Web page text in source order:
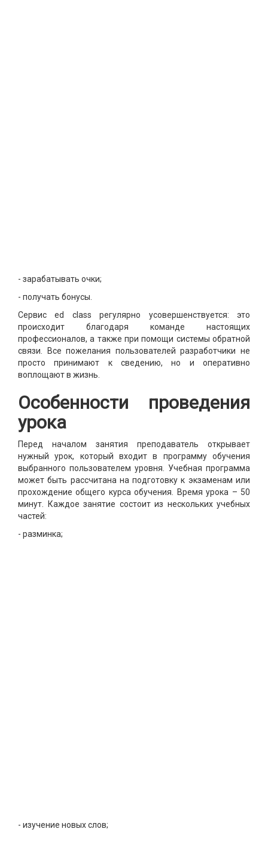
- зарабатывать очки;
- получать бонусы.
Сервис ed class регулярно усовершенствуется: это
происходит благодаря команде настоящих
профессионалов, а также при помощи системы обратной
связи. Все пожелания пользователей разработчики не
просто принимают к сведению, но и оперативно
воплощают в жизнь.
Особенности проведения
урока
Перед началом занятия преподаватель открывает
нужный урок, который входит в программу обучения
выбранного пользователем уровня. Учебная программа
может быть рассчитана на подготовку к экзаменам или
прохождение общего курса обучения. Время урока – 50
минут. Каждое занятие состоит из нескольких учебных
частей:
- разминка;
- изучение новых слов;